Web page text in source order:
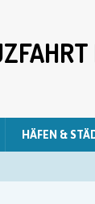
HÄFEN &